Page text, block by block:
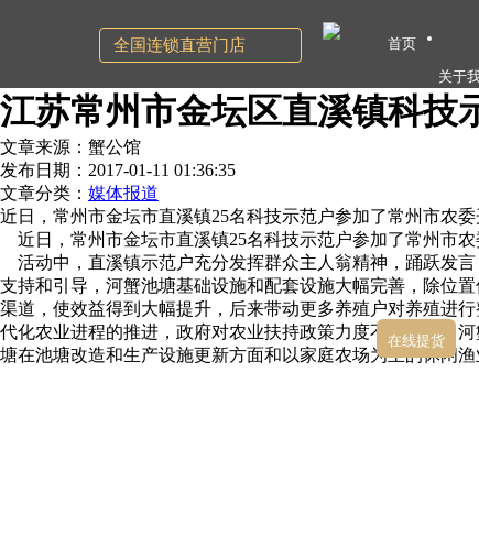
江苏常州市金坛区直溪镇科技
文章来源：蟹公馆
发布日期：2017-01-11 01:36:35
文章分类： 媒体报道
近日，常州市金坛市直溪镇25名科技示范户参加了常州市
近日，常州市金坛市直溪镇25名科技示范户参加了常州市
活动中，直溪镇示范户充分发挥群众主人翁精神，踊跃发
支持和引导，河蟹池塘基础设施和配套设施大幅完善，除位
渠道，使效益得到大幅提升，后来带动更多养殖户对养殖进
代化农业进程的推进，政府对农业扶持政策力度不断加大，
塘在池塘改造和生产设施更新方面和以家庭农场为主的休闲渔
全国连锁直营门店
首页
关于
在线提货